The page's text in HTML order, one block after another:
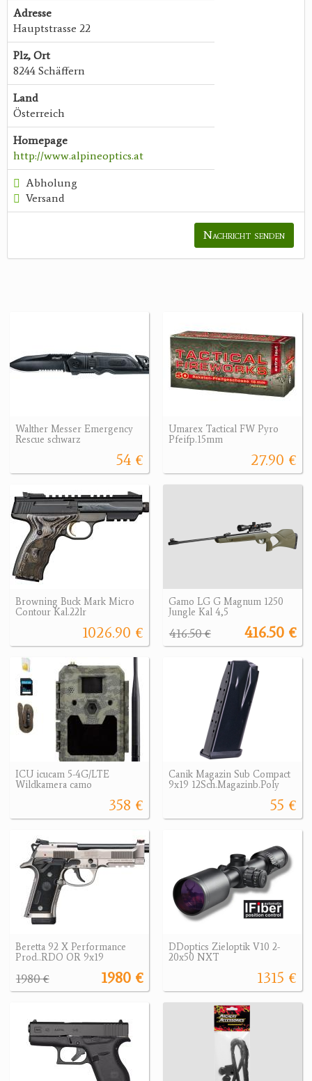
Adresse
Hauptstrasse 22
Plz, Ort
8244 Schäffern
Land
Österreich
Homepage
http://www.alpineoptics.at
Abholung
Versand
Nachricht senden
Walther Messer Emergency
Rescue schwarz
54 €
Umarex Tactical FW Pyro
Pfeifp.15mm
27.90 €
Browning Buck Mark Micro
Contour Kal.22lr
1026.90 €
Gamo LG G Magnum 1250
Jungle Kal 4,5
416.50 €
416.50 €
ICU icucam 5-4G/LTE
Wildkamera camo
358 €
Canik Magazin Sub Compact
9x19 12Sch.Magazinb.Poly
55 €
Beretta 92 X Performance
Prod..RDO OR 9x19
1980 €
1980 €
DDoptics Zieloptik V10 2-
20x50 NXT
1315 €